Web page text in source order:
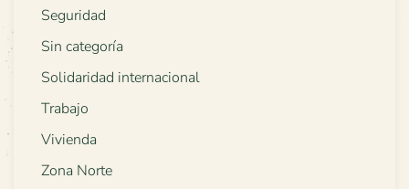
Seguridad
Sin categoría
Solidaridad internacional
Trabajo
Vivienda
Zona Norte